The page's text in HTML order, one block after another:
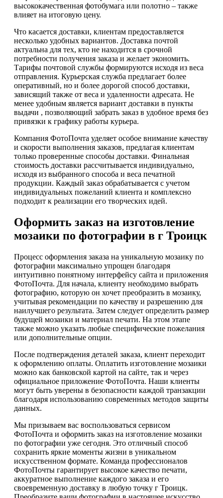
высококачественная фотобумага или полотно – также
влияет на итоговую цену.
Что касается доставки, клиентам предоставляется
несколько удобных вариантов. Доставка почтой
актуальна для тех, кто не находится в срочной
потребности получения заказа и желает экономить.
Тарифы почтовой службы формируются исходя из веса
отправления. Курьерская служба предлагает более
оперативный, но и более дорогой способ доставки,
зависящий также от веса и удаленности адресата. Не
менее удобным является вариант доставки в пункты
выдачи , позволяющий забрать заказ в удобное время без
привязки к графику работы курьера.
Компания ФотоПочта уделяет особое внимание качеству
и скорости выполнения заказов, предлагая клиентам
только проверенные способы доставки. Финальная
стоимость доставки рассчитывается индивидуально,
исходя из выбранного способа и веса печатной
продукции. Каждый заказ обрабатывается с учетом
индивидуальных пожеланий клиента и комплексно
подходит к реализации его творческих идей.
Оформить заказ на изготовление
мозаики по фотографии в г Троицк
Процесс оформления заказа на уникальную мозаику по
фотографии максимально упрощен благодаря
интуитивно понятному интерфейсу сайта и приложения
ФотоПочта. Для начала, клиенту необходимо выбрать
фотографию, которую он хочет преобразить в мозаику,
учитывая рекомендации по качеству и разрешению для
наилучшего результата. Затем следует определить размер
будущей мозаики и материал печати. На этом этапе
также можно указать любые специфические пожелания
или дополнительные опции.
После подтверждения деталей заказа, клиент переходит
к оформлению оплаты. Оплатить изготовление мозаики
можно как банковской картой на сайте, так и через
официальное приложение ФотоПочта. Наши клиенты
могут быть уверены в безопасности каждой транзакции
благодаря использованию современных методов защиты
данных.
Мы призываем вас воспользоваться сервисом
ФотоПочта и оформить заказ на изготовление мозаики
по фотографии уже сегодня. Это отличный способ
сохранить яркие моменты жизни в уникальном
искусственном формате. Команда профессионалов
ФотоПочты гарантирует высокое качество печати,
аккуратное выполнение каждого заказа и его
своевременную доставку в любую точку г Троицк.